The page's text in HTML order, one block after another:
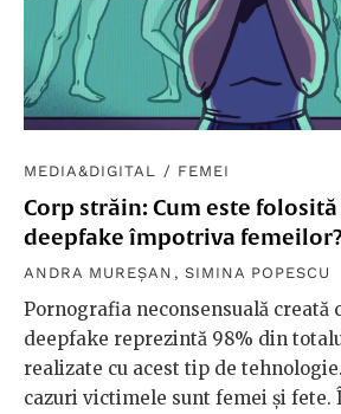
MEDIA&DIGITAL / FEMEI
Corp străin: Cum este
deepfake împotriva
ANDRA MUREȘAN , SIMINA POPESCU
Pornografia neconsensuală creată
deepfake reprezintă 98% din
realizate cu acest tip de
cazuri victimele sunt femei şi fete.